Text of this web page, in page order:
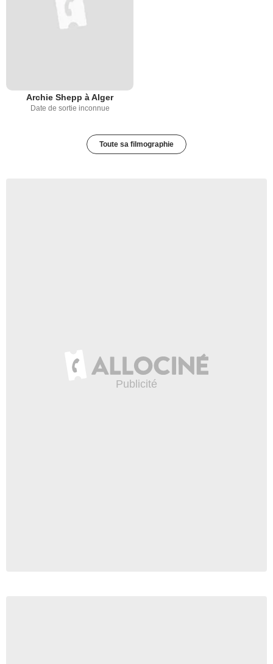
Archie Shepp à Alger
Date de sortie inconnue
Toute sa filmographie